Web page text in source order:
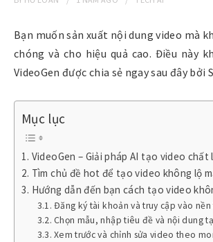
Bạn muốn sản xuất nội dung video mà
chóng và cho hiệu quả cao. Điều này
VideoGen được chia sẻ ngay sau đây bởi
Mục lục
VideoGen – Giải pháp AI tạo video
Tìm chủ đề hot để tạo video không lộ
Hướng dẫn đến bạn cách tạo video
Đăng ký tài khoản và truy cập vào
Chọn mẫu, nhập tiêu đề và nội dung
Xem trước và chỉnh sửa video theo